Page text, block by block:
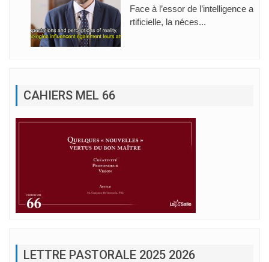
Face à l’essor de l’intelligence a
rtificielle, la néces...
CAHIERS MEL 66
LETTRE PASTORALE 2025 2026